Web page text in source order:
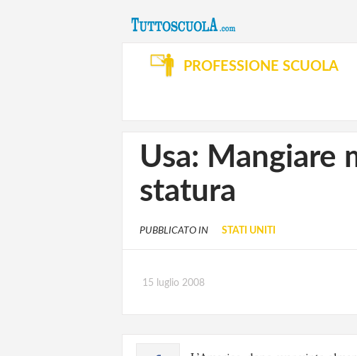
PROFESSIONE SCUOLA
Usa: Mangiare
statura
PUBBLICATO IN STATI UNITI
15 luglio 2008